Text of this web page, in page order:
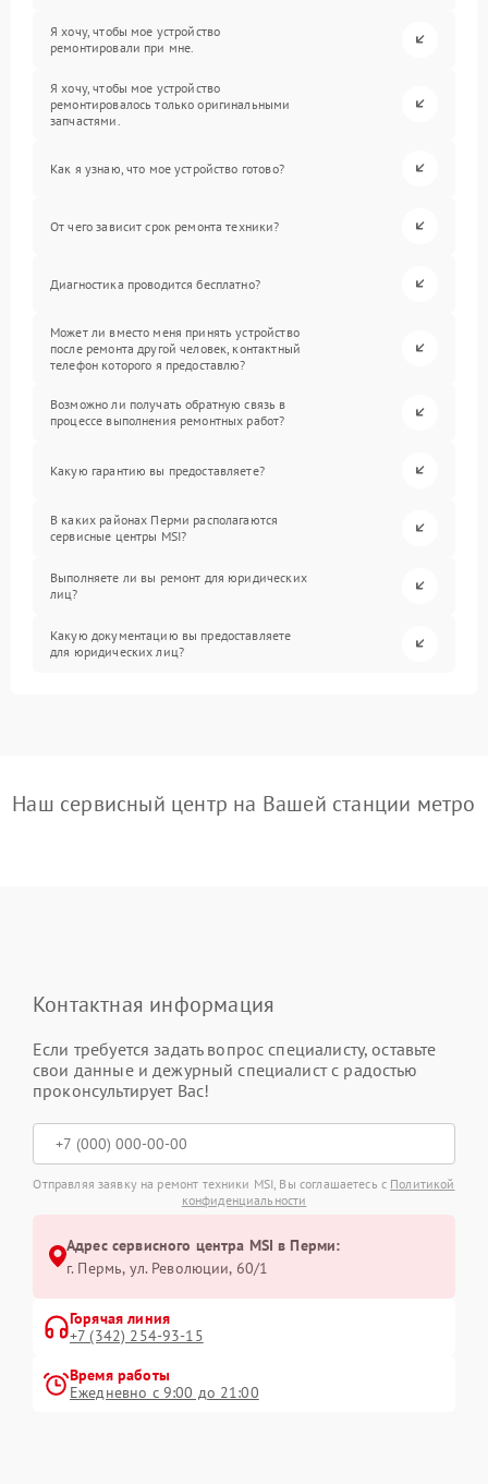
Я хочу, чтобы мое устройство
ремонтировали при мне.
Я хочу, чтобы мое устройство
ремонтировалось только оригинальными
запчастями.
Как я узнаю, что мое устройство готово?
От чего зависит срок ремонта техники?
Диагностика проводится бесплатно?
Может ли вместо меня принять устройство
после ремонта другой человек, контактный
телефон которого я предоставлю?
Возможно ли получать обратную связь в
процессе выполнения ремонтных работ?
Какую гарантию вы предоставляете?
В каких районах Перми располагаются
сервисные центры MSI?
Выполняете ли вы ремонт для юридических
лиц?
Какую документацию вы предоставляете
для юридических лиц?
Наш сервисный центр на Вашей станции метро
Контактная информация
Если требуется задать вопрос специалисту, оставьте
свои данные и дежурный специалист с радостью
проконсультирует Вас!
Отправляя заявку на ремонт техники MSI, Вы соглашаетесь с Политикой
конфиденциальности
Адрес сервисного центра MSI в Перми:
г. Пермь, ул. ​Революции, 60/1
Горячая линия
+7 (342) 254-93-15
Время работы
Ежедневно с 9:00 до 21:00